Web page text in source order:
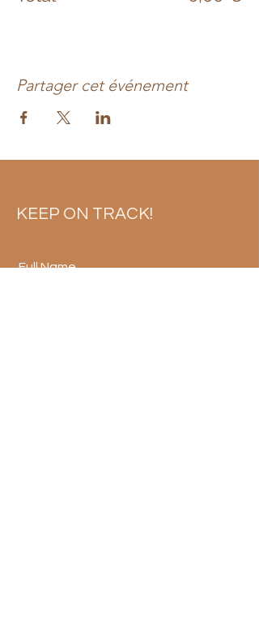
Partager cet événement
KEEP ON TRACK!
Full Name